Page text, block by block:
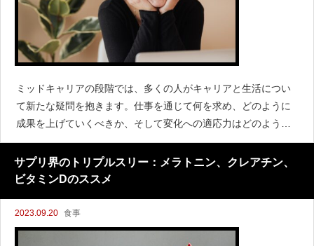
ミッドキャリアの段階では、多くの人がキャリアと生活につい
て新たな疑問を抱きます。仕事を通じて何を求め、どのように
成果を上げていくべきか、そして変化への適応力はどのように
養われるべきか。今日は、ミッドキャリアの罠とその打破方法
について一緒に考察しましょう！
サプリ界のトリプルスリー：メラトニン、クレアチン、
ビタミンDのススメ
2023.09.20 食事